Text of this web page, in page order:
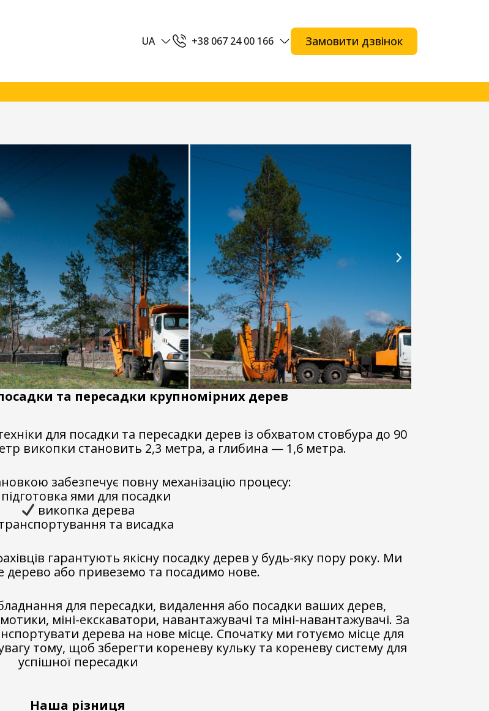
UA +38 067 24 00 166 Замовити дзвінок
та пересадки крупномірних дерев
для посадки та пересадки дерев із обхватом стовбура до 90
викопки становить 2,3 метра, а глибина — 1,6 метра.
забезпечує повну механізацію процесу:
підготовка ями для посадки
викопка дерева
та висадка
гарантують якісну посадку дерев у будь-яку пору року. Ми
дерево або привеземо та посадимо нове.
для пересадки, видалення або посадки ваших дерев,
міні-екскаватори, навантажувачі та міні-навантажувачі. За
дерева на нове місце. Спочатку ми готуємо місце для
тому, щоб зберегти кореневу кульку та кореневу систему для
успішної пересадки
Наша різниця